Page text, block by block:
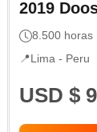
2019
8.500 horas
📍Lima - Peru
USD $